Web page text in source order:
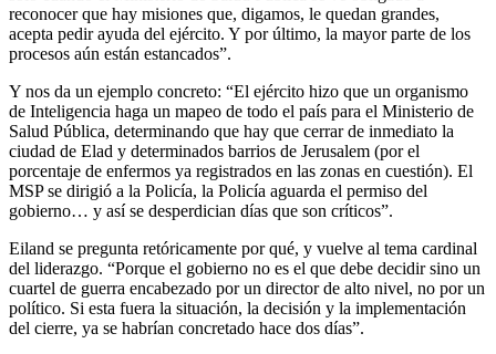
reconocer que hay misiones que, digamos, le quedan grandes,
acepta pedir ayuda del ejército. Y por último, la mayor parte de los
procesos aún están estancados”.
Y nos da un ejemplo concreto: “El ejército hizo que un organismo
de Inteligencia haga un mapeo de todo el país para el Ministerio de
Salud Pública, determinando que hay que cerrar de inmediato la
ciudad de Elad y determinados barrios de Jerusalem (por el
porcentaje de enfermos ya registrados en las zonas en cuestión). El
MSP se dirigió a la Policía, la Policía aguarda el permiso del
gobierno… y así se desperdician días que son críticos”.
Eiland se pregunta retóricamente por qué, y vuelve al tema cardinal
del liderazgo. “Porque el gobierno no es el que debe decidir sino un
cuartel de guerra encabezado por un director de alto nivel, no por un
político. Si esta fuera la situación, la decisión y la implementación
del cierre, ya se habrían concretado hace dos días”.